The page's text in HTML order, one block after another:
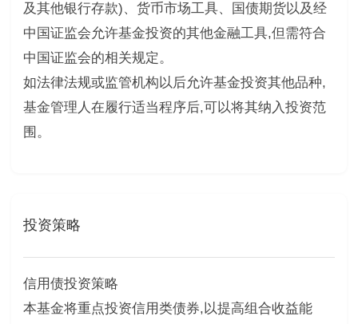
及其他银行存款)、货币市场工具、国债期货以及经
中国证监会允许基金投资的其他金融工具,但需符合
中国证监会的相关规定。
如法律法规或监管机构以后允许基金投资其他品种,
基金管理人在履行适当程序后,可以将其纳入投资范
围。
投资策略
信用债投资策略
本基金将重点投资信用类债券,以提高组合收益能